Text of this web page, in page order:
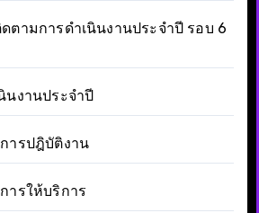
ตามการดำเนินงานประจำปี รอบ 6
นงานประจำปี
ารปฎิบัติงาน
ารให้บริการ